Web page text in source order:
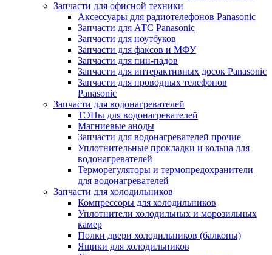
Запчасти для офисной техники
Аксессуары для радиотелефонов Panasonic
Запчасти для АТС Panasonic
Запчасти для ноутбуков
Запчасти для факсов и МФУ
Запчасти для пин-падов
Запчасти для интерактивных досок Panasonic
Запчасти для проводных телефонов
Panasonic
Запчасти для водонагревателей
ТЭНы для водонагревателей
Магниевые аноды
Запчасти для водонагревателей прочие
Уплотнительные прокладки и кольца для
водонагревателей
Терморегуляторы и термопредохранители
для водонагревателей
Запчасти для холодильников
Компрессоры для холодильников
Уплотнители холодильных и морозильных
камер
Полки двери холодильников (балконы)
Ящики для холодильников